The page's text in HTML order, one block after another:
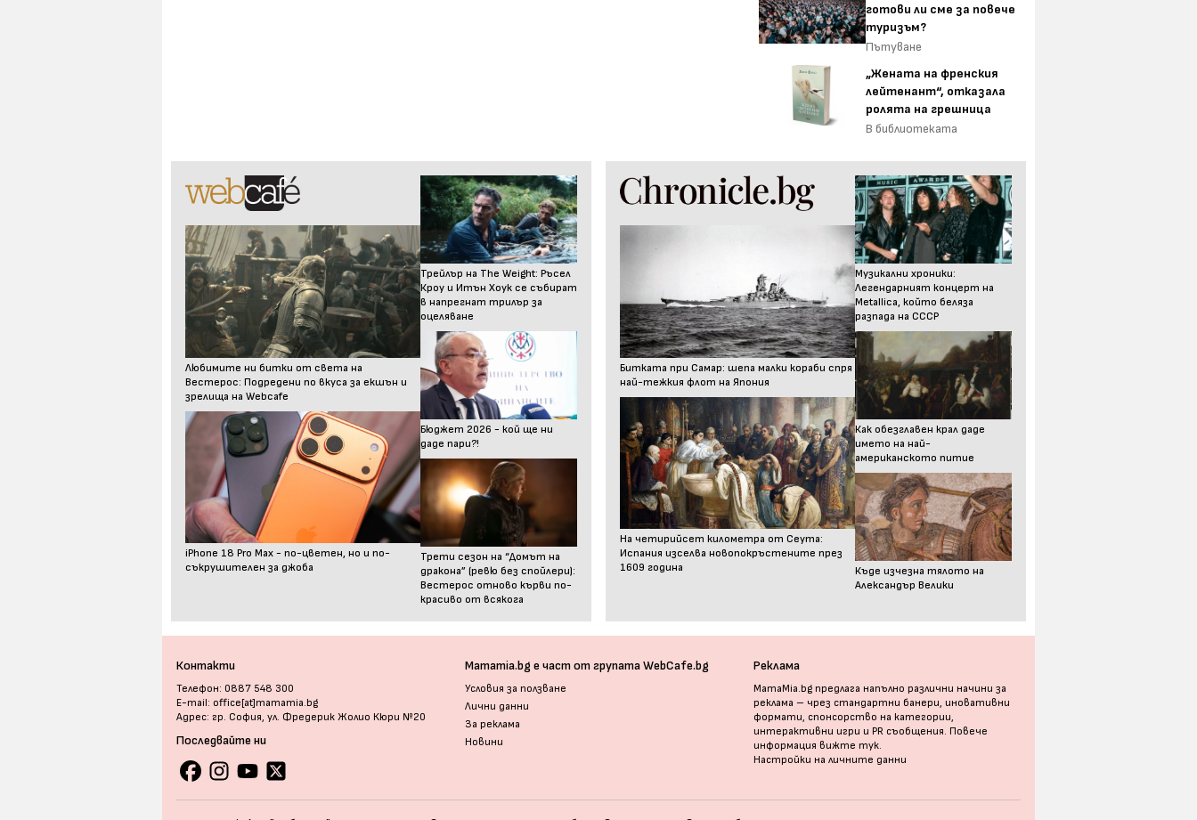
готови ли сме за повече
туризъм?
Пътуване
„Жената на френския
лейтенант“, отказала
ролята на грешница
В библиотеката
Любимите ни битки от света на
Вестерос: Подредени по вкуса за екшън и
зрелища на Webcafe
iPhone 18 Pro Max - по-цветен, но и по-
съкрушителен за джоба
Трейлър на The Weight: Ръсел
Кроу и Итън Хоук се събират
в напрегнат трилър за
оцеляване
Бюджет 2026 - кой ще ни
даде пари?!
Трети сезон на “Домът на
дракона” (ревю без спойлери):
Вестерос отново кърви по-
красиво от всякога
Битката при Самар: шепа малки кораби спря
най-тежкия флот на Япония
На четирийсет километра от Сеута:
Испания изселва новопокръстените през
1609 година
Музикални хроники:
Легендарният концерт на
Metallica, който беляза
разпада на СССР
Как обезглавен крал даде
името на най-
американското питие
Къде изчезна тялото на
Александър Велики
Контакти
Телефон: 0887 548 300
E-mail: office[at]mamamia.bg
Адрес: гр. София, ул. Фредерик Жолио Кюри №20
Последвайте ни
Mamamia.bg е част от групата WebCafe.bg
Условия за ползване
Лични данни
За реклама
Новини
Реклама
MamaMia.bg предлага напълно различни начини за
реклама – чрез стандартни банери, иновативни
формати, спонсорство на категории,
интерактивни игри и PR съобщения. Повече
информация вижте тук.
Настройки на личните данни